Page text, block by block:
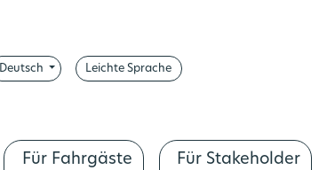
Deutsch Leichte Sprache
Für Fahrgäste Für Stakeholder